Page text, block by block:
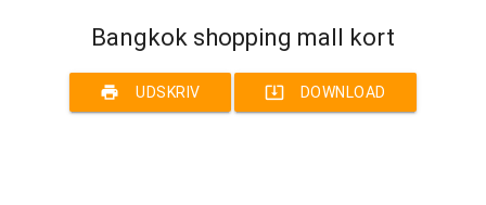
Bangkok shopping mall kort
print UDSKRIV system_update_alt DOWNLOAD